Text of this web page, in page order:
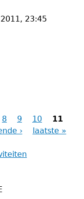
23:45
8 9 10
11
› laatste »